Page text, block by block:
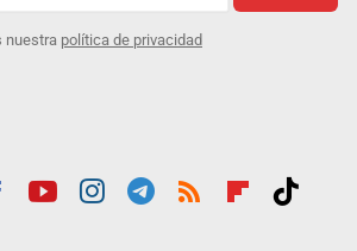
nuestra política de privacidad